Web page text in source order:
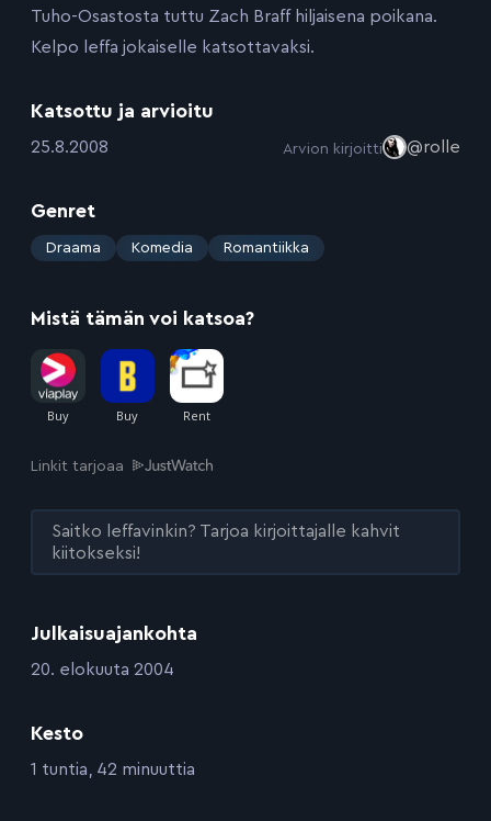
Julkaisuajankohta
:20. elokuuta 2004
Kesto
:1 tuntia, 42 minuuttia
Tuho-Osastosta tuttu Zach Braff hiljaisena poikana.
Kelpo leffa jokaiselle katsottavaksi.
Katsottu ja arvioitu
:25.8.2008 Arvion kirjoitti @rolle
Genret
: Draama Komedia Romantiikka
Mistä tämän voi katsoa?
Linkit tarjoaa
Saitko leffavinkin? Tarjoa kirjoittajalle kahvit
kiitokseksi!